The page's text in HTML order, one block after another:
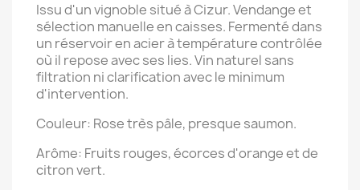
Issu d'un vignoble situé à Cizur. Vendange et
sélection manuelle en caisses. Fermenté dans
un réservoir en acier à température contrôlée
où il repose avec ses lies. Vin naturel sans
filtration ni clarification avec le minimum
d'intervention.
Couleur: Rose très pâle, presque saumon.
Arôme: Fruits rouges, écorces d'orange et de
citron vert.